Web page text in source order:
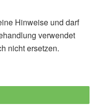
Hinweise und darf
verwendet
nicht ersetzen.